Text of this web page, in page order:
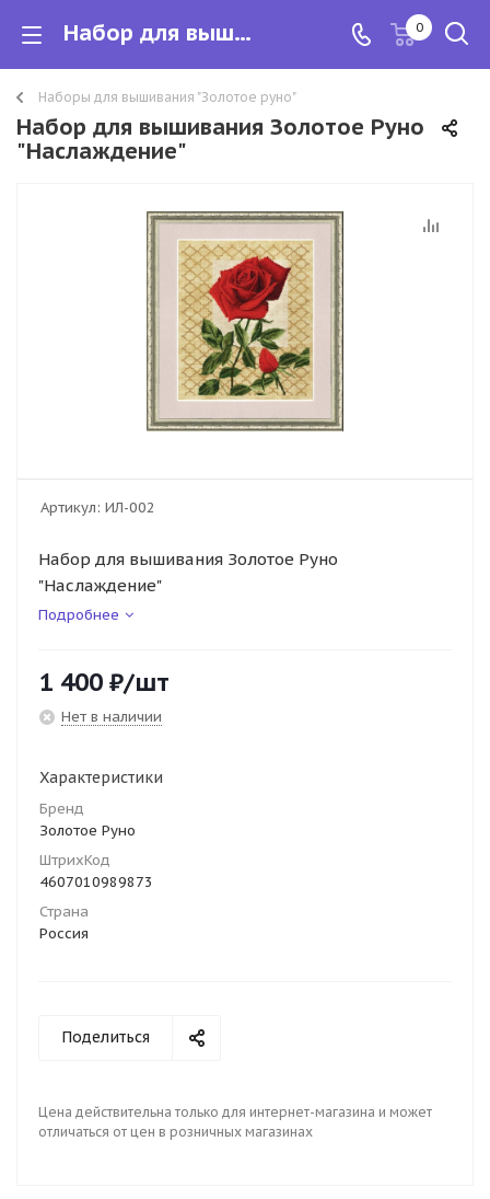
Набор для вышивания Золотое Руно "Наслаждение" 0
Наборы для вышивания "Золотое руно"
Набор для вышивания Золотое Руно
"Наслаждение"
Артикул: ИЛ-002
Набор для вышивания Золотое Руно
"Наслаждение"
Подробнее
1 400 ₽/шт
Нет в наличии
Характеристики
Бренд
Золотое Руно
ШтрихКод
4607010989873
Страна
Россия
Поделиться
Цена действительна только для интернет-магазина и может
отличаться от цен в розничных магазинах